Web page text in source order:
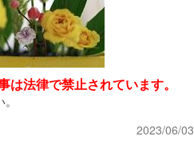
法律で禁止されています。
2023/06/03